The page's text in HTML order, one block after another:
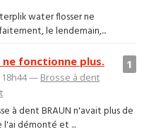
water flosser ne
le lendemain,...
1
fonctionne plus.
18h44 — Brosse à dent
à dent BRAUN n'avait plus de
l'ai démonté et ...